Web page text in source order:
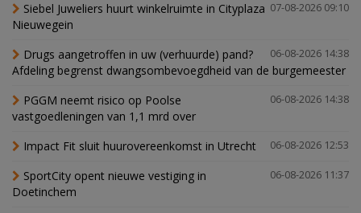
07-08-2026 09:10
Siebel Juweliers huurt winkelruimte in Cityplaza
Nieuwegein
06-08-2026 14:38
Drugs aangetroffen in uw (verhuurde) pand?
Afdeling begrenst dwangsombevoegdheid van de burgemeester
06-08-2026 14:38
PGGM neemt risico op Poolse
vastgoedleningen van 1,1 mrd over
06-08-2026 12:53
Impact Fit sluit huurovereenkomst in Utrecht
06-08-2026 11:37
SportCity opent nieuwe vestiging in
Doetinchem